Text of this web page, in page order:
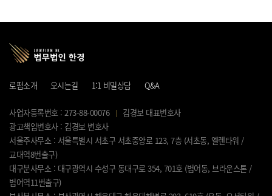
로펌소개 오시는길 1:1 비밀상담 Q&A
사업자등록번호 : 273-88-00076
김경보 대표변호사
광고책임변호사 : 김경보 변호사
서울주사무소 : 서울특별시 서초구 서초중앙로 123, 7층 (서초동, 엘렌타워 /
교대역8번출구)
대구분사무소 : 대구광역시 수성구 동대구로 354, 701호 (범어동, 브라운스톤 /
범어역11번출구)